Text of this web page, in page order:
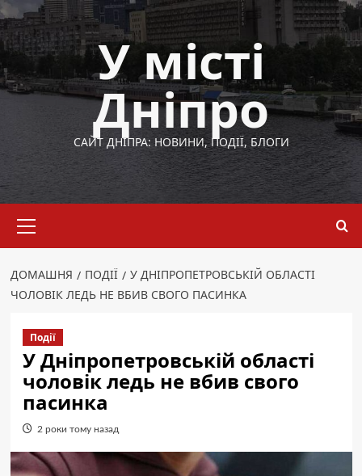
Перейти
до
вмісту
У місті
Дніпро
САЙТ ДНІПРА: НОВИНИ, ПОДІЇ, БЛОГИ
меню
ДОМАШНЯ ПОДІЇ
У ДНІПРОПЕТРОВСЬКІЙ ОБЛАСТІ
ЧОЛОВІК ЛЕДЬ НЕ ВБИВ СВОГО ПАСИНКА
Події
У Дніпропетровській області
чоловік ледь не вбив свого
пасинка
2 роки тому назад